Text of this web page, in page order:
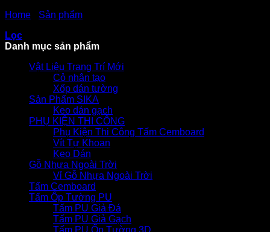
Home
Sản phẩm
Lọc
Danh mục sản phẩm
Vật Liệu Trang Trí Mới
Cỏ nhân tạo
Xốp dán tường
Sản Phẩm SIKA
Keo dán gạch
PHỤ KIỆN THI CÔNG
Phụ Kiện Thi Công Tấm Cemboard
Vít Tự Khoan
Keo Dán
Gỗ Nhựa Ngoài Trời
Vỉ Gỗ Nhựa Ngoài Trời
Tấm Cemboard
Tấm Ốp Tường PU
Tấm PU Giả Đá
Tấm PU Giả Gạch
Tấm PU Ốp Tường 3D